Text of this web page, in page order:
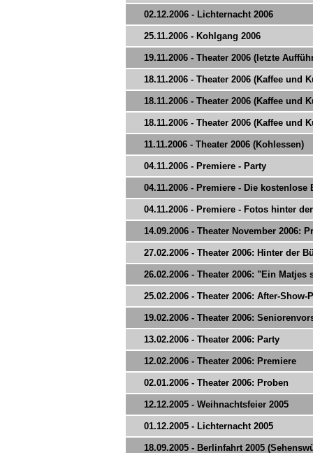
02.12.2006 - Lichternacht 2006
25.11.2006 - Kohlgang 2006
19.11.2006 - Theater 2006 (letzte
18.11.2006 - Theater 2006 (Kaffee und
18.11.2006 - Theater 2006 (Kaffee und
18.11.2006 - Theater 2006 (Kaffee und
11.11.2006 - Theater 2006 (Kohlessen)
04.11.2006 - Premiere - Party
04.11.2006 - Premiere - Die kostenlose
04.11.2006 - Premiere - Fotos hinter
14.09.2006 - Theater November 2006:
27.02.2006 - Theater 2006: Hinter der
26.02.2006 - Theater 2006: "Ein
25.02.2006 - Theater 2006: After-Show-
19.02.2006 - Theater 2006:
13.02.2006 - Theater 2006: Party
12.02.2006 - Theater 2006: Premiere
02.01.2006 - Theater 2006: Proben
12.12.2005 - Weihnachtsfeier 2005
01.12.2005 - Lichternacht 2005
18.09.2005 - Berlinfahrt 2005